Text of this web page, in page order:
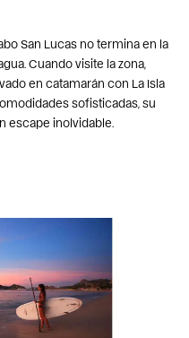
San Lucas no termina en la
Cuando visite la zona,
en catamarán con La Isla
sofisticadas, su
escape inolvidable.